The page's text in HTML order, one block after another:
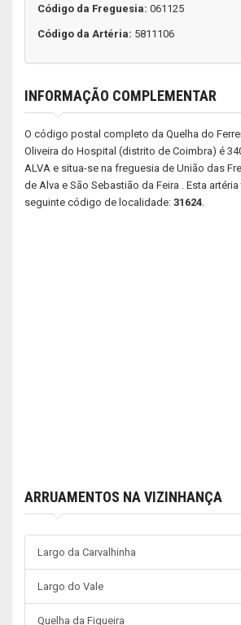
Código da Freguesia: 061125
Código da Artéria: 5811106
INFORMAÇÃO COMPLEMENTAR
O código postal completo da Quelha do
Oliveira do Hospital (distrito de Coimbra) é
ALVA e situa-se na freguesia de União das
de Alva e São Sebastião da Feira . Esta
seguinte código de localidade: 31624.
ARRUAMENTOS NA VIZINHANÇA
Largo da Carvalhinha
Largo do Vale
Quelha da Figueira